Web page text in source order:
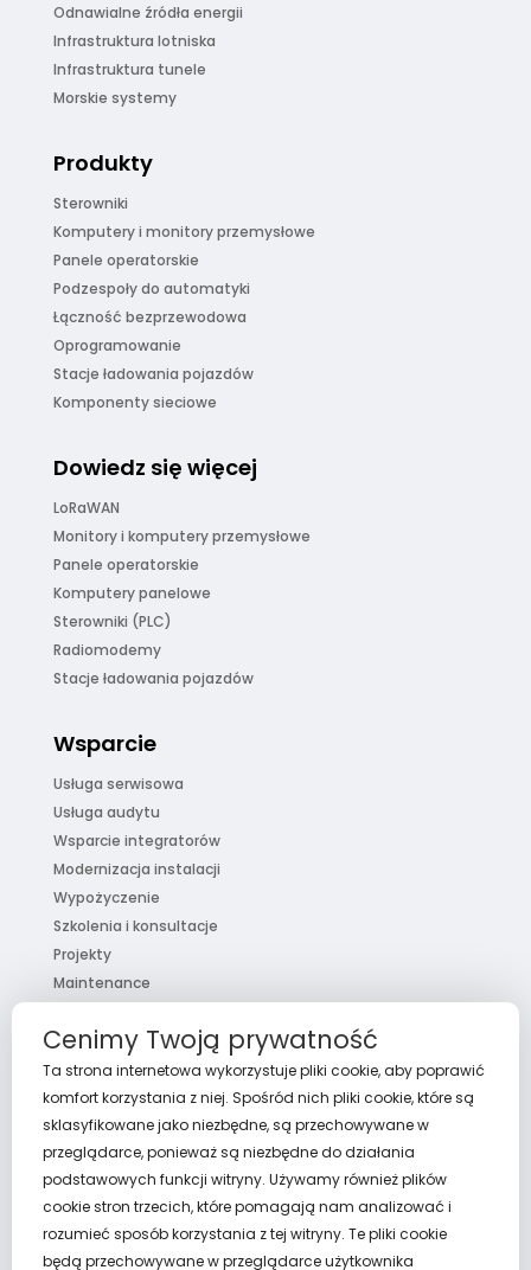
Odnawialne źródła energii
Infrastruktura lotniska
Infrastruktura tunele
Morskie systemy
Produkty
Sterowniki
Komputery i monitory przemysłowe
Panele operatorskie
Podzespoły do automatyki
Łączność bezprzewodowa
Oprogramowanie
Stacje ładowania pojazdów
Komponenty sieciowe
Dowiedz się więcej
LoRaWAN
Monitory i komputery przemysłowe
Panele operatorskie
Komputery panelowe
Sterowniki (PLC)
Radiomodemy
Stacje ładowania pojazdów
Wsparcie
Usługa serwisowa
Usługa audytu
Wsparcie integratorów
Modernizacja instalacji
Wypożyczenie
Szkolenia i konsultacje
Projekty
Maintenance
FaQ
O nas
Aktualności
Polityka prywatności
Cenimy Twoją prywatność
Ta strona internetowa wykorzystuje pliki cookie, aby poprawić
komfort korzystania z niej. Spośród nich pliki cookie, które są
sklasyfikowane jako niezbędne, są przechowywane w
przeglądarce, ponieważ są niezbędne do działania
podstawowych funkcji witryny. Używamy również plików
cookie stron trzecich, które pomagają nam analizować i
rozumieć sposób korzystania z tej witryny. Te pliki cookie
będą przechowywane w przeglądarce użytkownika